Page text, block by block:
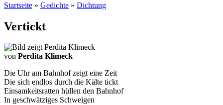
Startseite » Gedichte » Dichtung
Vertickt
von Perdita Klimeck
Die Uhr am Bahnhof zeigt eine Zeit
Die sich endlos durch die Kälte tickt
Einsamkeitsratten hüllen den Bahnhof
In geschwätziges Schweigen